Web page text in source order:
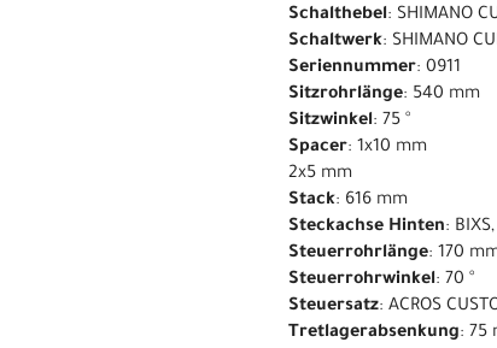
Schalthebel: SHIMANO
Schaltwerk: SHIMANO
Seriennummer: 0911
Sitzrohrlänge: 540 mm
Sitzwinkel: 75 °
Spacer: 1x10 mm
2x5 mm
Stack: 616 mm
Steckachse Hinten:
Steuerrohrlänge: 170
Steuerrohrwinkel: 70 °
Steuersatz: ACROS
Tretlagerabsenkung: 75